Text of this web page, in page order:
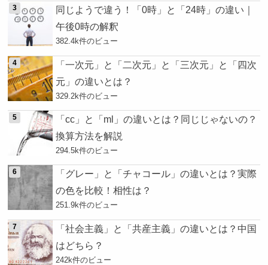
同じようで違う！「0時」と「24時」の違い｜
午後0時の解釈
382.4k件のビュー
「一次元」と「二次元」と「三次元」と「四次
元」の違いとは？
329.2k件のビュー
「cc」と「ml」の違いとは？同じじゃないの？
換算方法を解説
294.5k件のビュー
「グレー」と「チャコール」の違いとは？実際
の色を比較！相性は？
251.9k件のビュー
「社会主義」と「共産主義」の違いとは？中国
はどちら？
242k件のビュー